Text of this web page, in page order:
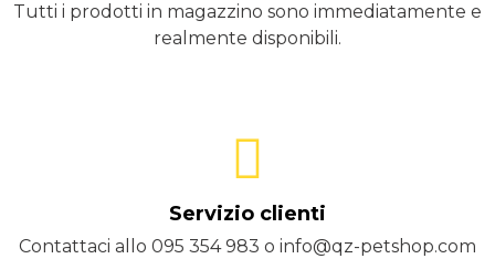
Tutti i prodotti in magazzino sono immediatamente e
realmente disponibili.
Servizio clienti
Contattaci allo 095 354 983 o info@qz-petshop.com